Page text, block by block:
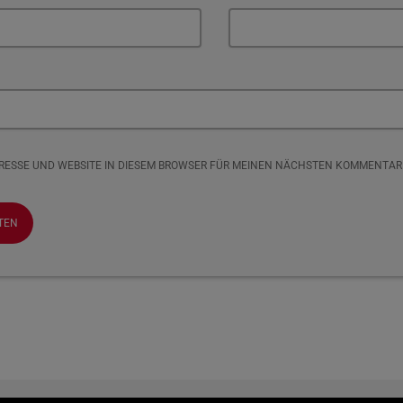
UND WEBSITE IN DIESEM BROWSER FÜR MEINEN NÄCHSTEN